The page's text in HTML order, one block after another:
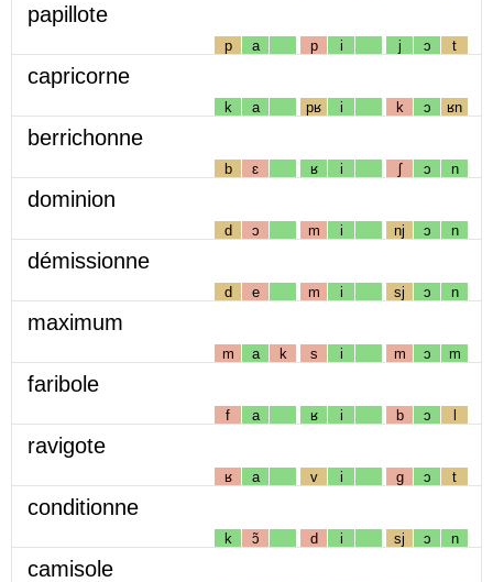
papillote
p a p i j ɔ t
capricorne
k a pʁ i k ɔ ʁn
berrichonne
b ɛ ʁ i ʃ ɔ n
dominion
d ɔ m i nj ɔ n
démissionne
d e m i sj ɔ n
maximum
m a k s i m ɔ m
faribole
f a ʁ i b ɔ l
ravigote
ʁ a v i g ɔ t
conditionne
k ɔ̃ d i sj ɔ n
camisole